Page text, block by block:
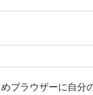
ブラウザーに自分